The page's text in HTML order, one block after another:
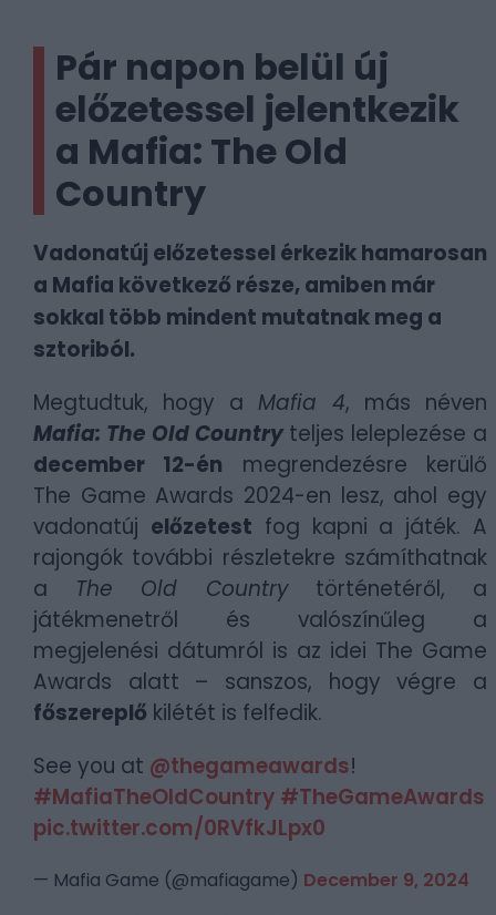
Pár napon belül új
előzetessel jelentkezik
a Mafia: The Old
Country
Vadonatúj előzetessel érkezik hamarosan
a Mafia következő része, amiben már
sokkal több mindent mutatnak meg a
sztoriból.
Megtudtuk, hogy a Mafia 4, más néven
Mafia: The Old Countryteljes leleplezése a
december 12-én megrendezésre kerülő
The Game Awards 2024-en lesz, ahol egy
vadonatúj előzetest fog kapni a játék. A
rajongók további részletekre számíthatnak
a The Old Countrytörténetéről, a
játékmenetről és valószínűleg a
megjelenési dátumról is az idei The Game
Awards alatt – sanszos, hogy végre a
főszereplő kilétét is felfedik.
See you at @thegameawards!
#MafiaTheOldCountry #TheGameAwards
pic.twitter.com/0RVfkJLpx0
— Mafia Game (@mafiagame) December 9, 2024